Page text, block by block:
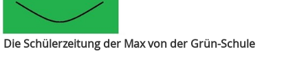
Die Schülerzeitung der Max von der Grün-Schule